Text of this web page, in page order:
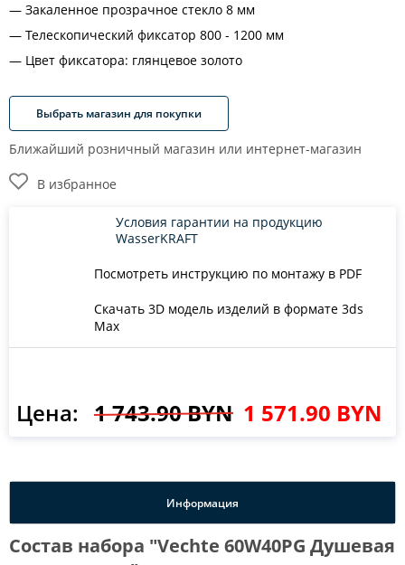
Закаленное прозрачное стекло 8 мм
Телескопический фиксатор 800 - 1200 мм
Цвет фиксатора: глянцевое золото
Выбрать магазин для покупки
Ближайший розничный магазин или интернет-магазин
В избранное
Посмотреть инструкцию по монтажу в PDF
Скачать 3D модель изделий в формате 3ds
Max
Условия гарантии на продукцию
WasserKRAFT
Цена: 1 743.90 BYN 1 571.90 BYN
Информация
Состав набора "Vechte 60W40PG Душевая